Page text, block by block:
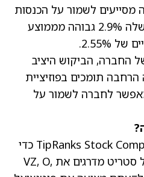
מסייעים לשמור על הכנסות
גבוהה מממוצע
2.55%.
החברה, הביקוש היציב
תומכים בפוזיציית
לחברה לשמור על
כעת נשתמש בכלי TipRanks Stock Comparison כדי
לראות כיצד אנליסטים בוול סטריט מדרגים את VZ, O,